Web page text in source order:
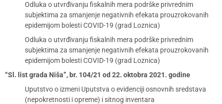
Odluka o utvrđivanju fiskalnih mera podrške privrednim
subjektima za smanjenje negativnih efekata prouzrokovanih
epidemijom bolesti COVID-19 (grad Loznica)
Odluka o utvrđivanju fiskalnih mera podrške privrednim
subjektima za smanjenje negativnih efekata prouzrokovanih
epidemijom bolesti COVID-19 (grad Loznica)
“Sl. list grada Niša”, br. 104/21 od 22. oktobra 2021. godine
Uputstvo o izmeni Uputstva o evidenciji osnovnih sredstava
(nepokretnosti i opreme) i sitnog inventara